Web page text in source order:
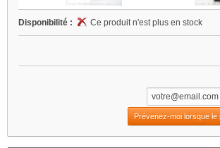
Disponibilité : Ce produit n'est plus en stock
Prévenez-moi lorsque le